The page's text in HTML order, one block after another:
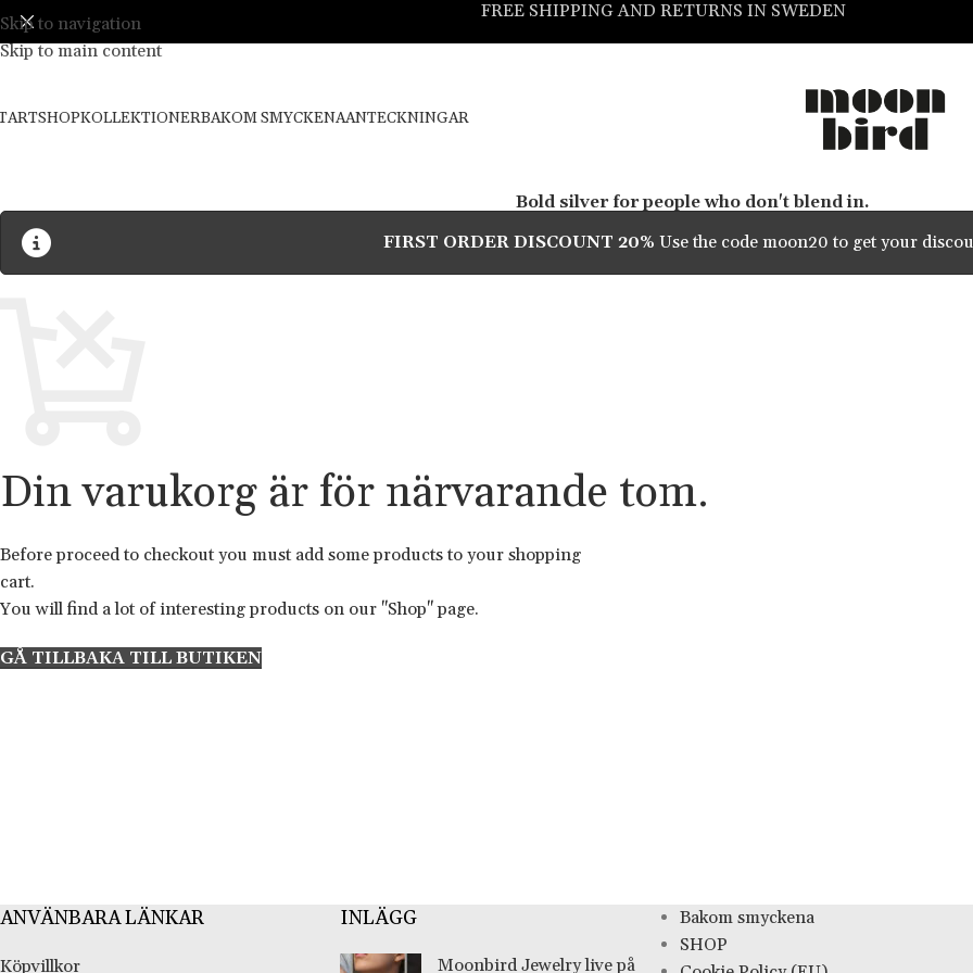
Skip to navigation
Skip to main content
FREE SHIPPING AND RETURNS IN SWEDEN
SHOPKOLLEKTIONERBAKOM SMYCKENAANTECKNINGAR
Bold silver for people who don't blend in.
FIRST ORDER DISCOUNT 20% Use the code moon20 to get your
Din varukorg är för närvarande tom.
Before proceed to checkout you must add some products to your shopping
cart.
You will find a lot of interesting products on our "Shop" page.
GÅ TILLBAKA TILL BUTIKEN
ANVÄNBARA LÄNKAR
Köpvillkor
INLÄGG
Moonbird Jewelry live på
Bakom smyckena
SHOP